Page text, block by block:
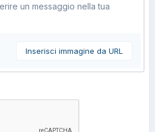
un messaggio nella tua
Inserisci immagine da URL